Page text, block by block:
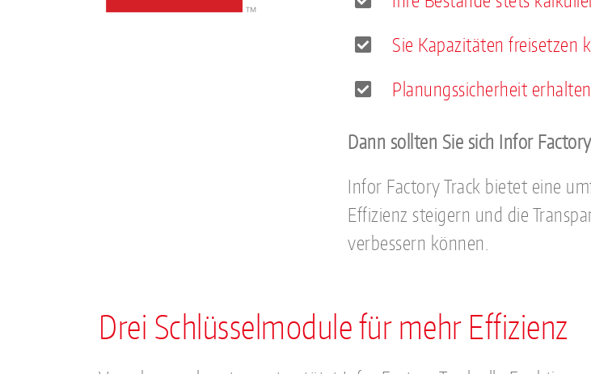
Sie Kapazitäten freisetzen
Planungssicherheit
Dann sollten Sie sich Infor
Infor Factory Track bietet eine
Effizienz steigern und die
verbessern können.
Drei Schlüsselmodule für mehr Effizienz